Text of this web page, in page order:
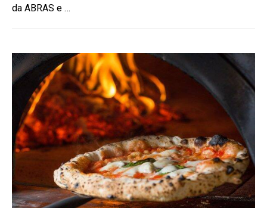
da ABRAS e …